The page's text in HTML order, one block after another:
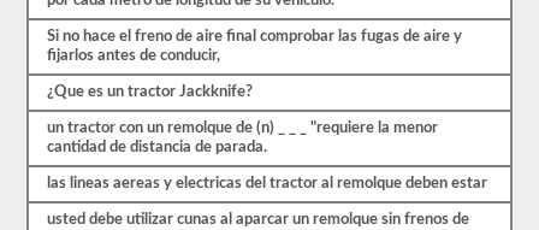
que
encuentre
el
examen
de
aprobación
combinado.
Estas
preguntas
siguen
Si no hace el freno de aire final comprobar las fugas de aire y
fijarlos antes de conducir,
¿Que es un tractor Jackknife?
un tractor con un remolque de (n) _ _ _ "requiere la menor
cantidad de distancia de parada.
las lineas aereas y electricas del tractor al remolque deben estar
usted debe utilizar cunas al aparcar un remolque sin frenos de